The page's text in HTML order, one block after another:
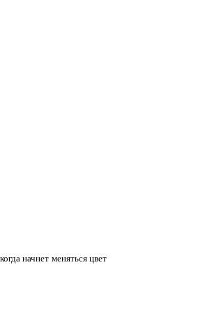
начнет меняться цвет